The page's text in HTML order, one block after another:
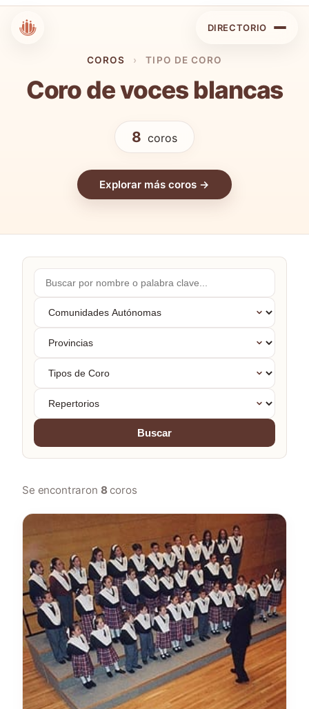
COROS › TIPO DE CORO
Coro de voces blancas
8 coros
Explorar más coros →
Buscar
por
nombre...
Comunidades
Autónomas
Provincias
Tipos
Coro
Repertorios
Buscar
Se encontraron 8coros
DIRECTORIO